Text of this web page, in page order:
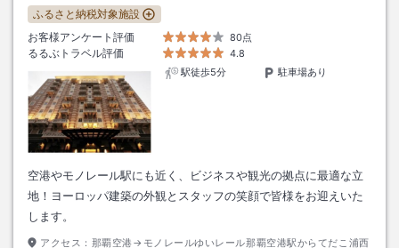
ふるさと納税対象施設
お客様アンケート評価
80点
るるぶトラベル評価
4.8
駅徒歩5分
駐車場あり
空港やモノレール駅にも近く、ビジネスや観光の拠点に最適な立
地！ヨーロッパ建築の外観とスタッフの笑顔で皆様をお迎えいた
します。
アクセス： 那覇空港→モノレールゆいレール那覇空港駅からてだこ浦西